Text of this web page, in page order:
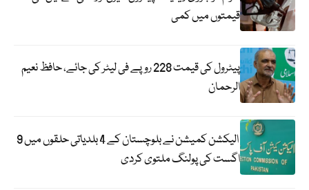
قیمتوں میں کمی
پیٹرول کی قیمت 228 روپے فی لیٹر کی جائے، حافظ نعیم
الرحمان
الیکشن کمیشن نے بلوچستان کے 4 بلدیاتی حلقوں میں 9
اگست کی پولنگ ملتوی کردی